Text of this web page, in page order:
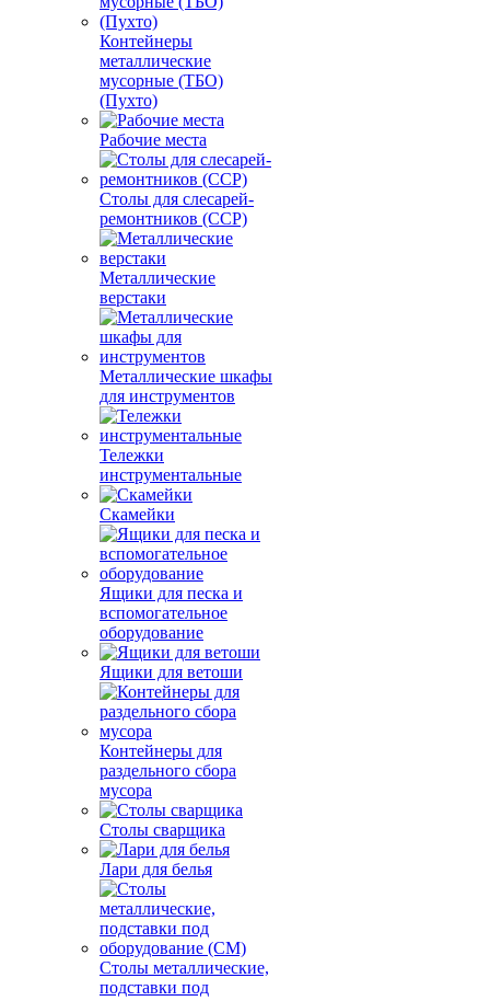
Контейнеры
металлические
мусорные (ТБО)
(Пухто)
Рабочие места
Столы для слесарей-
ремонтников (ССР)
Металлические
верстаки
Металлические шкафы
для инструментов
Тележки
инструментальные
Скамейки
Ящики для песка и
вспомогательное
оборудование
Ящики для ветоши
Контейнеры для
раздельного сбора
мусора
Столы сварщика
Лари для белья
Столы металлические,
подставки под